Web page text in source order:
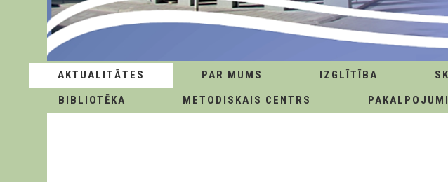
AKTUALITĀTES PAR MUMS IZGLĪTĪBA
BIBLIOTĒKA
METODISKAIS CENTRS PAKALPOJUMI